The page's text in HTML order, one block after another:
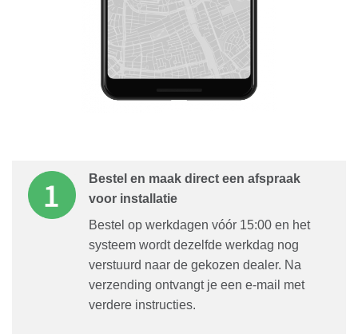
Bestel en maak direct een afspraak
voor installatie
Bestel op werkdagen vóór 15:00 en het
systeem wordt dezelfde werkdag nog
verstuurd naar de gekozen dealer. Na
verzending ontvangt je een e-mail met
verdere instructies.